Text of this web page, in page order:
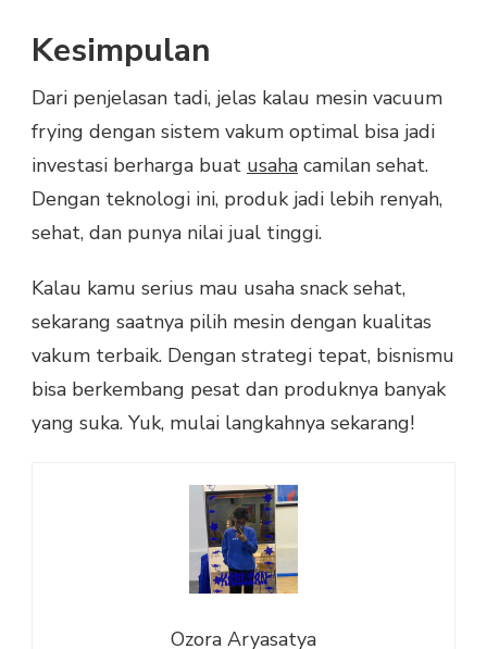
Kesimpulan
Dari penjelasan tadi, jelas kalau mesin vacuum
frying dengan sistem vakum optimal bisa jadi
investasi berharga buat usaha camilan sehat.
Dengan teknologi ini, produk jadi lebih renyah,
sehat, dan punya nilai jual tinggi.
Kalau kamu serius mau usaha snack sehat,
sekarang saatnya pilih mesin dengan kualitas
vakum terbaik. Dengan strategi tepat, bisnismu
bisa berkembang pesat dan produknya banyak
yang suka. Yuk, mulai langkahnya sekarang!
Ozora Aryasatya